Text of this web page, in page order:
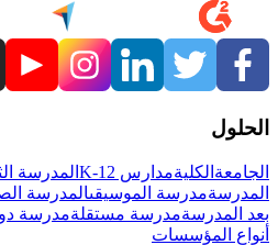
الحلول
الجامعة الكليةمدارس K-12 المدرسة
المدرسةمدرسة الموسيقىالمدرسة
بعد المدرسةمدرسة مستقلةمدرسة
أنواع المؤسسات